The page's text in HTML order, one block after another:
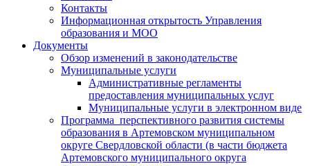
Контакты
Информационная открытость Управления
образования и МОО
Документы
Обзор изменений в законодательстве
Муниципальные услуги
Административные регламенты
предоставления муниципальных услуг
Муниципальные услуги в электронном виде
Программа перспективного развития системы
образования в Артемовском муниципальном
округе Свердловской области (в части бюджета
Артемовского муниципального округа